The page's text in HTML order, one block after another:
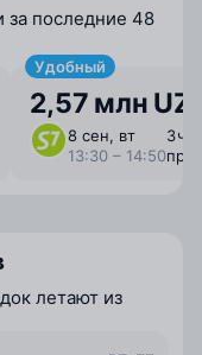
за последние 48
Удобный
2,57 млн
8 сен, вт
13:30 – 14:50
3 ⁠ч
летают из